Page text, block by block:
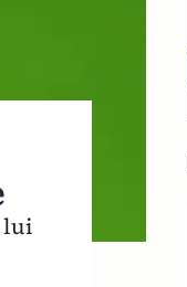
lui